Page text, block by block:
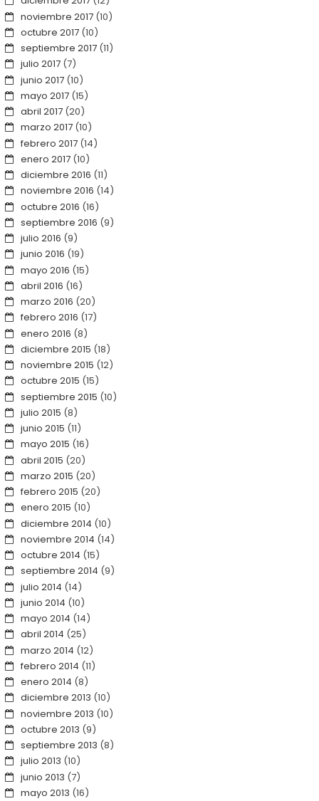
noviembre 2017(10)
octubre 2017(10)
septiembre 2017(11)
julio 2017(7)
junio 2017(10)
mayo 2017(15)
abril 2017(20)
marzo 2017(10)
febrero 2017(14)
enero 2017(10)
diciembre 2016 (11)
noviembre 2016 (14)
octubre 2016 (16)
septiembre 2016 (9)
julio 2016 (9)
junio 2016 (19)
mayo 2016 (15)
abril 2016 (16)
marzo 2016 (20)
febrero 2016 (17)
enero 2016 (8)
diciembre 2015 (18)
noviembre 2015 (12)
octubre 2015 (15)
septiembre 2015 (10)
julio 2015 (8)
junio 2015 (11)
mayo 2015 (16)
abril 2015 (20)
marzo 2015 (20)
febrero 2015 (20)
enero 2015 (10)
diciembre 2014 (10)
noviembre 2014 (14)
octubre 2014 (15)
septiembre 2014 (9)
julio 2014 (14)
junio 2014 (10)
mayo 2014 (14)
abril 2014 (25)
marzo 2014 (12)
febrero 2014 (11)
enero 2014 (8)
diciembre 2013 (10)
noviembre 2013 (10)
octubre 2013 (9)
septiembre 2013 (8)
julio 2013 (10)
junio 2013 (7)
mayo 2013 (16)